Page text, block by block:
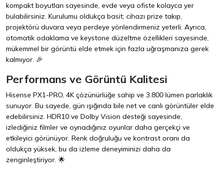
kompakt boyutları sayesinde, evde veya ofiste kolayca yer
bulabilirsiniz. Kurulumu oldukça basit; cihazı prize takıp,
projektörü duvara veya perdeye yönlendirmeniz yeterli. Ayrıca,
otomatik odaklama ve keystone düzeltme özellikleri sayesinde,
mükemmel bir görüntü elde etmek için fazla uğraşmanıza gerek
kalmıyor. 🎉
Performans ve Görüntü Kalitesi
Hisense PX1-PRO, 4K çözünürlüğe sahip ve 3.800 lümen parlaklık
sunuyor. Bu sayede, gün ışığında bile net ve canlı görüntüler elde
edebilirsiniz. HDR10 ve Dolby Vision desteği sayesinde,
izlediğiniz filmler ve oynadığınız oyunlar daha gerçekçi ve
etkileyici görünüyor. Renk doğruluğu ve kontrast oranı da
oldukça yüksek, bu da izleme deneyiminizi daha da
zenginleştiriyor. 🌟